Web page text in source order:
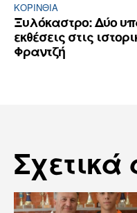
ΚΟΡΙΝΘΊΑ
Ξυλόκαστρο: Δύο
εκθέσεις στις
Φραντζή